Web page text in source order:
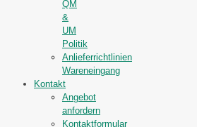
QM
&
UM
Politik
Anlieferrichtlinien
Wareneingang
Kontakt
Angebot
anfordern
Kontaktformular